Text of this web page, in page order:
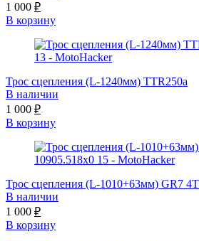
1 000 ₽
В корзину
Трос сцепления (L-1240мм) TTR250a
В наличии
1 000 ₽
В корзину
Трос сцепления (L-1010+63мм) GR7
В наличии
1 000 ₽
В корзину